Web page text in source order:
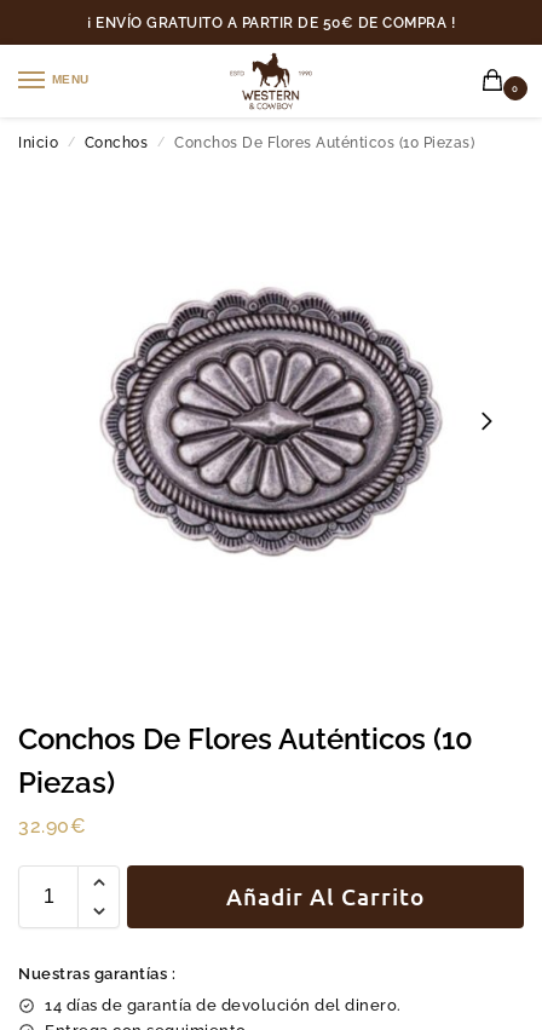
¡ ENVÍO GRATUITO A PARTIR DE 50€ DE COMPRA !
MENU
0
Inicio / Conchos / Conchos De Flores Auténticos (10 Piezas)
Conchos De Flores Auténticos (10
Piezas)
32.90€
Añadir Al Carrito
Nuestras garantías :
14 días de garantía de devolución del dinero.